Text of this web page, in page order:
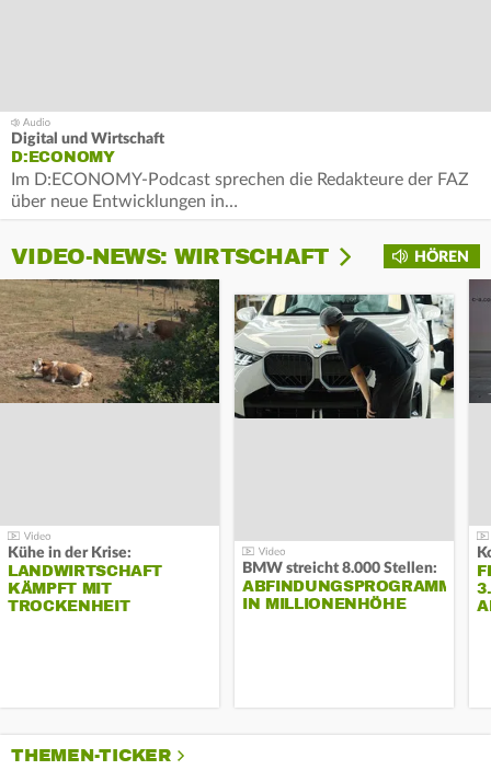
Digital und Wirtschaft
D:ECONOMY
Im D:ECONOMY-Podcast sprechen die Redakteure der FAZ
über neue Entwicklungen in…
HÖREN
VIDEO-NEWS: WIRTSCHAFT
Kühe in der Krise:
LANDWIRTSCHAFT
KÄMPFT MIT
TROCKENHEIT
BMW streicht 8.000 Stellen:
ABFINDUNGSPROGRAMM
IN MILLIONENHÖHE
THEMEN-TICKER